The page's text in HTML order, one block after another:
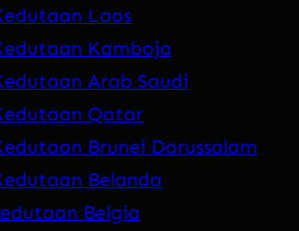
Laos
Kamboja
Arab Saudi
Qatar
Brunei Darussalam
Belanda
Belgia